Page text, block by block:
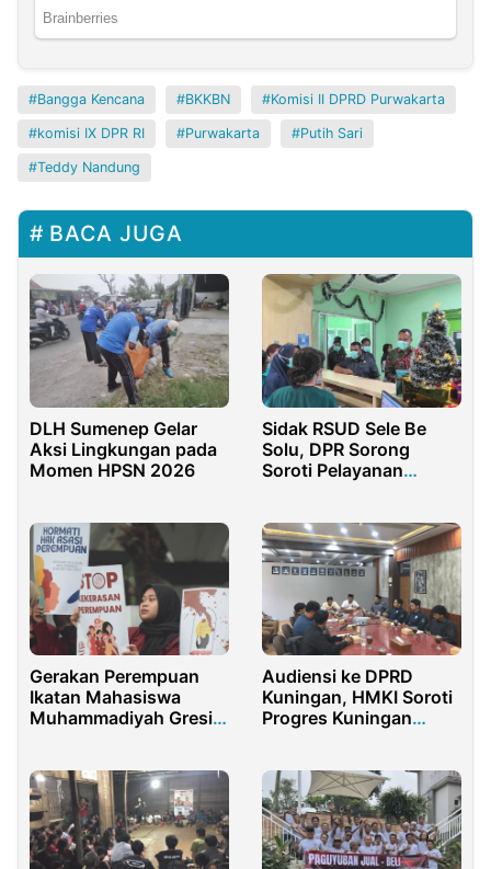
Bangga Kencana BKKBN Komisi II DPRD Purwakarta
komisi IX DPR RI Purwakarta Putih Sari
Teddy Nandung
BACA JUGA
DLH Sumenep Gelar
Aksi Lingkungan pada
Momen HPSN 2026
Sidak RSUD Sele Be
Solu, DPR Sorong
Soroti Pelayanan
Gerakan Perempuan
Ikatan Mahasiswa
Muhammadiyah Gresik
Audiensi ke DPRD
Kuningan, HMKI Soroti
Progres Kuningan